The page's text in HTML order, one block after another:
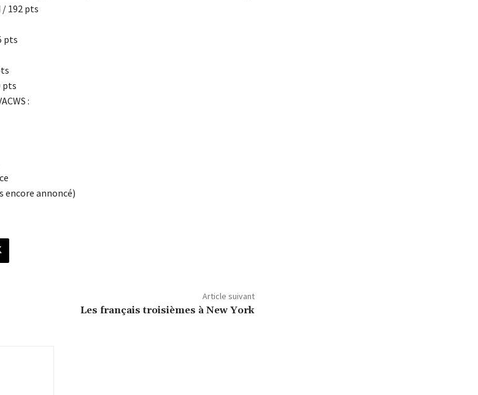
/ 192 pts
pts
pts
:
encore annoncé)
Article suivant
Les français troisièmes à New York